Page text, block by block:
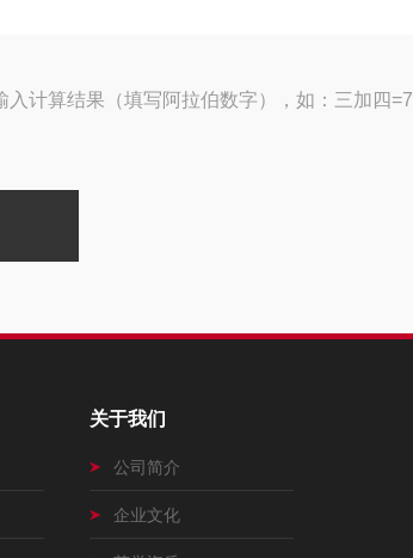
入计算结果（填写阿拉伯数字），如：三加四=7
关于我们
公司简介
企业文化